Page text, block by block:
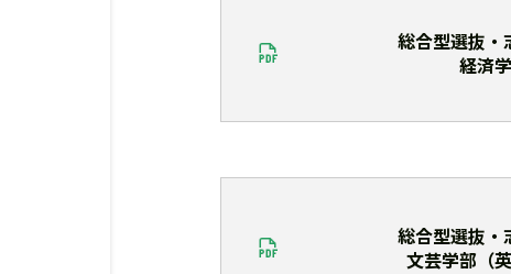
総合型選抜・
経済
総合型選抜・
文芸学部（英